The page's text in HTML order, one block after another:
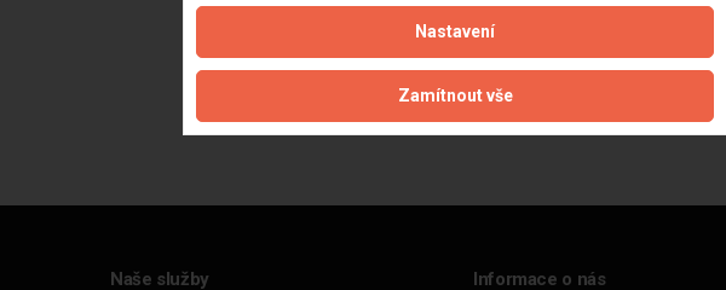
Naše služby Informace o nás
Nastavení
Zamítnout vše